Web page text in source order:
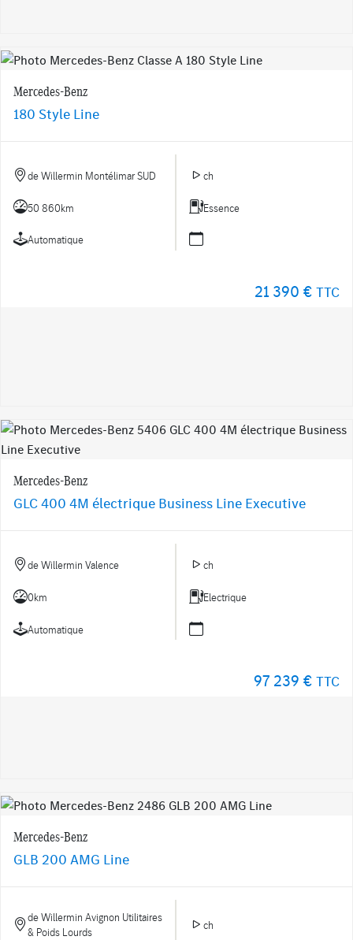
Mercedes-Benz
180 Style Line
de Willermin Montélimar SUD ch
50 860km Essence
Automatique
21 390 € TTC
Mercedes-Benz
GLC 400 4M électrique Business Line Executive
de Willermin Valence ch
0km Electrique
Automatique
97 239 € TTC
Mercedes-Benz
GLB 200 AMG Line
de Willermin Avignon Utilitaires
& Poids Lourds
ch